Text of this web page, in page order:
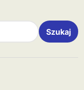
Szukaj